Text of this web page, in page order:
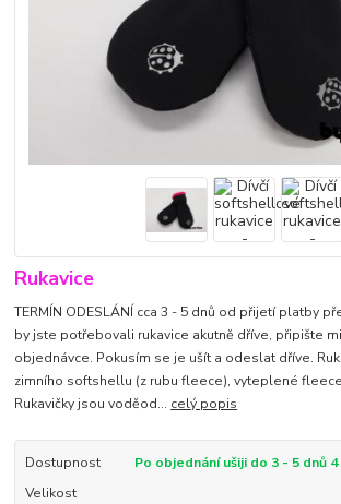
Rukavice
TERMÍN ODESLÁNÍ cca 3 - 5 dnů od přijetí platby
by jste potřebovali rukavice akutně dříve, připište
objednávce. Pokusím se je ušít a odeslat dříve.
zimního softshellu (z rubu fleece), vyteplené
Rukavičky jsou voděod... celý popis
Dostupnost
Po objednání ušiji do 3 - 5 dnů 4
Velikost